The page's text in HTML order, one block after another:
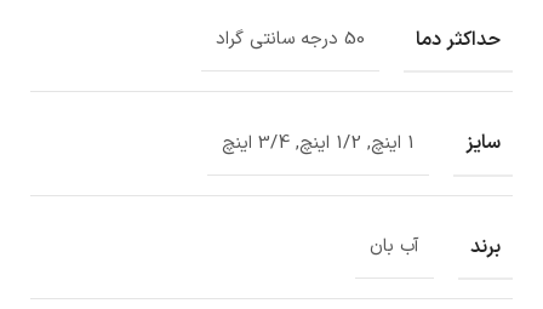
حداکثر دما 50 درجه سانتی گراد
سایز 1 اینچ, 1/2 اینچ, 3/4 اینچ
برند آب بان